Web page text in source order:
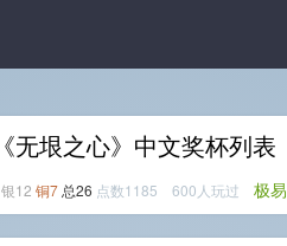
《无垠之心》中文奖杯列表
银12 铜7 总26 点数1185 600人玩过 极易